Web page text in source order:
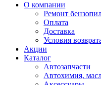
О компании
Ремонт
Оплата
Доставка
Условия
Акции
Каталог
Автозапчасти
Автохимия,